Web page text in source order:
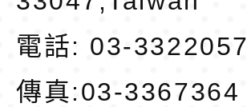
電話: 03-3322057
傳真:03-3367364